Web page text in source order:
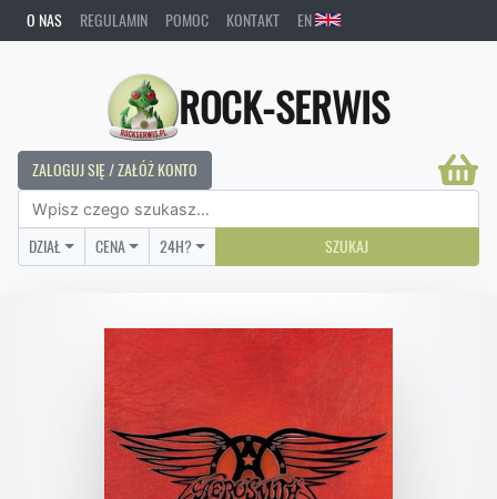
O NAS REGULAMIN POMOC KONTAKT EN
ROCK-SERWIS
ZALOGUJ SIĘ / ZAŁÓŻ KONTO
DZIAŁ CENA 24H? SZUKAJ